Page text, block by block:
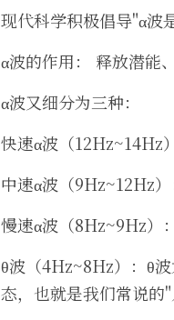
现代科学积极倡导"α波
α波的作用： 释放潜能
α波又细分为三种：
快速α波（12Hz~14Hz
中速α波（9Hz~12Hz
慢速α波（8Hz~9Hz）
θ波（4Hz~8Hz）：θ
态，也就是我们常说的"